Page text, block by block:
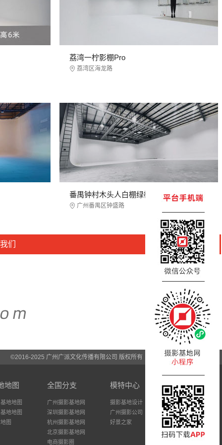
荔湾一柠影棚Pro
荔湾区海龙路
番禺钟村木头人白棚绿棚
广州番禺区钟盛路
们
©2016-2025 广州广派文化传播有限公司 版权所有
地图
地地图
地地图
图
全国分支
广州摄影基地网
深圳摄影基地网
杭州摄影基地网
北京摄影基地网
电商摄影圈
模特中心
摄影基地设计
广州摄影公司
好景之家